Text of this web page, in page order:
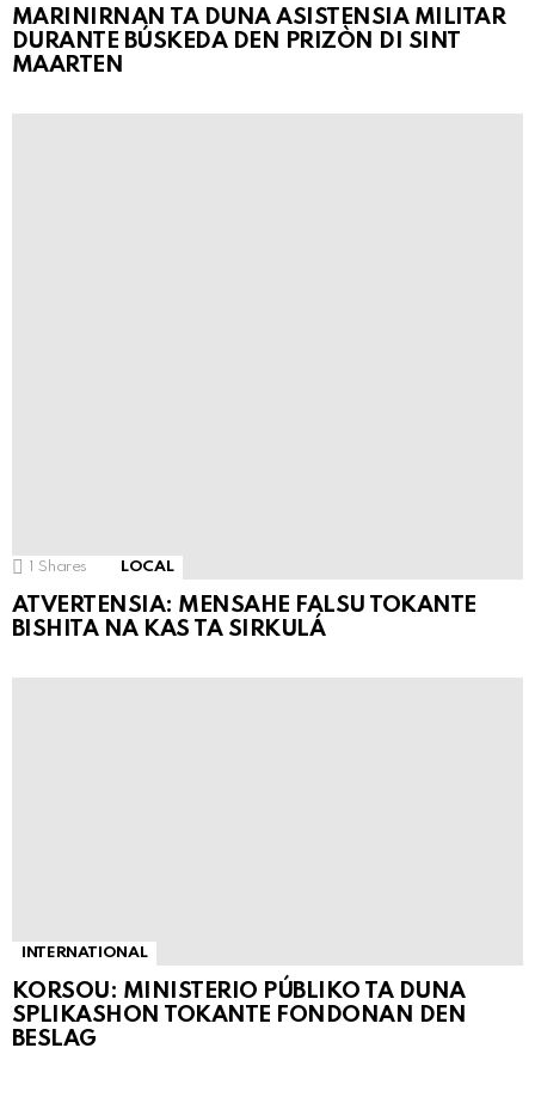
MARINIRNAN TA DUNA ASISTENSIA MILITAR
DURANTE BÚSKEDA DEN PRIZÒN DI SINT
MAARTEN
Shares LOCAL
ATVERTENSIA: MENSAHE FALSU TOKANTE
BISHITA NA KAS TA SIRKULÁ
INTERNATIONAL
KORSOU: MINISTERIO PÚBLIKO TA DUNA
SPLIKASHON TOKANTE FONDONAN DEN
BESLAG